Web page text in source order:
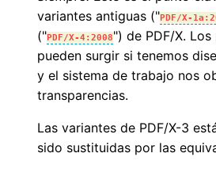
variantes antiguas ("PDF/X-
("PDF/X-4:2008") de PDF/X.
pueden surgir si tenemos
y el sistema de trabajo nos
transparencias.
Las variantes de PDF/X-3
sido sustituidas por las